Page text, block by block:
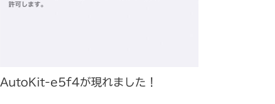
AutoKit-e5f4が現れました！